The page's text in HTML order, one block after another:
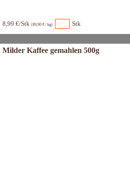
8,99 €/Stk (89,90 € / kg) Stk
Milder Kaffee gemahlen 500g